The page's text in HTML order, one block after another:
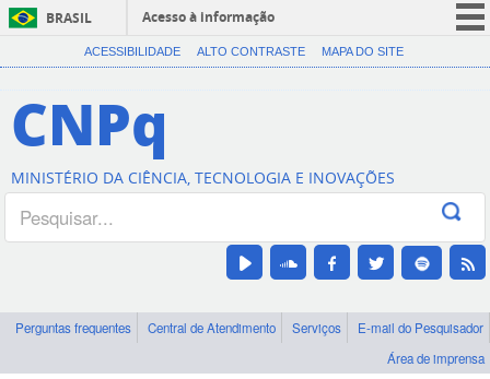
BRASIL
Acesso à informação
CORONAVÍRUS (COVID-19)
Canais
ACESSIBILIDADE ALTO CONTRASTE MAPA DO SITE
CNPq
MINISTÉRIO DA CIÊNCIA, TECNOLOGIA E INOVAÇÕES
Perguntas frequentes Central de Atendimento Serviços
E-mail do Pesquisador
Área de imprensa